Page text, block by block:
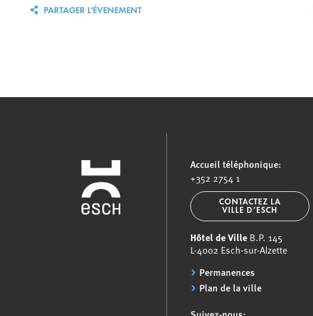
PARTAGER L'ÉVENEMENT
Accueil téléphonique:
+352 2754 1
CONTACTEZ LA
VILLE D’ESCH
Hôtel de Ville B.P. 145
L-4002 Esch-sur-Alzette
Permanences
Plan de la ville